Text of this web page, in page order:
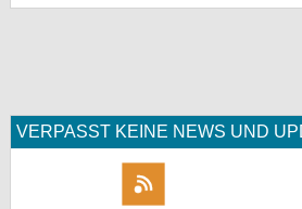
VERPASST KEINE NEWS UND